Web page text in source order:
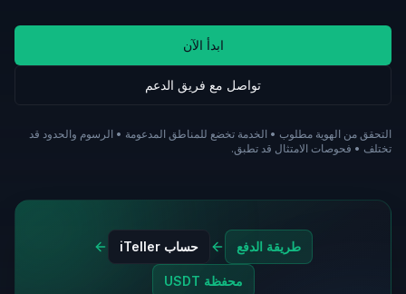
ابدأ الآن
تواصل مع فريق الدعم
التحقق من الهوية مطلوب • الخدمة تخضع للمناطق المدعومة • الرسوم والحدود قد
تختلف • فحوصات الامتثال قد تطبق.
طريقة الدفع حساب iTeller
محفظة USDT